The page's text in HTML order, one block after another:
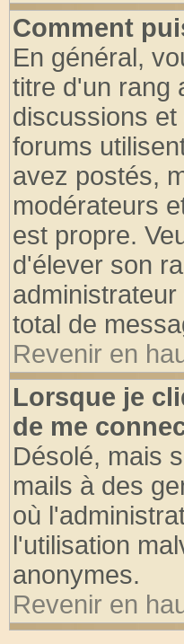
Comment
En général,
titre d'un rang
discussions
forums
avez postés,
modérateurs
est propre.
d'élever son
total de
Revenir en
Lorsque je
de me
Désolé, mais
mails à des
où
l'utilisation
anonymes.
Revenir en